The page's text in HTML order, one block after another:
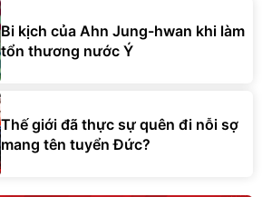
Bi kịch của Ahn Jung-hwan khi làm
tổn thương nước Ý
Thế giới đã thực sự quên đi nỗi sợ
mang tên tuyển Đức?